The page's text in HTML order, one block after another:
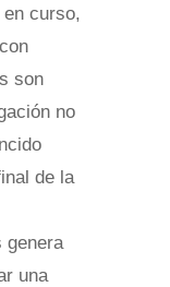
curso,
son
no
de la
genera
una